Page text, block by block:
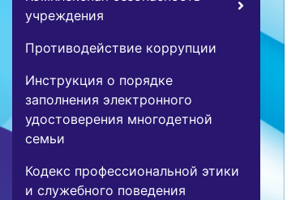
учреждения
Противодействие коррупции
Инструкция о порядке
заполнения электронного
удостоверения многодетной
семьи
Кодекс профессиональной этики
и служебного поведения